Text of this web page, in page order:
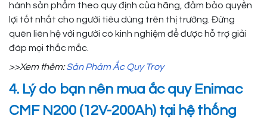
hành sản phẩm theo quy định của hãng, đảm bảo quyền
lợi tốt nhất cho người tiêu dùng trên thị trường. Đừng
quên liên hệ với người có kinh nghiệm để được hỗ trợ giải
đáp mọi thắc mắc.
>>Xem thêm:Sản Phảm Ắc Quy Troy
4. Lý do bạn nên mua ắc quy Enimac
CMF N200 (12V-200Ah) tại hệ thống